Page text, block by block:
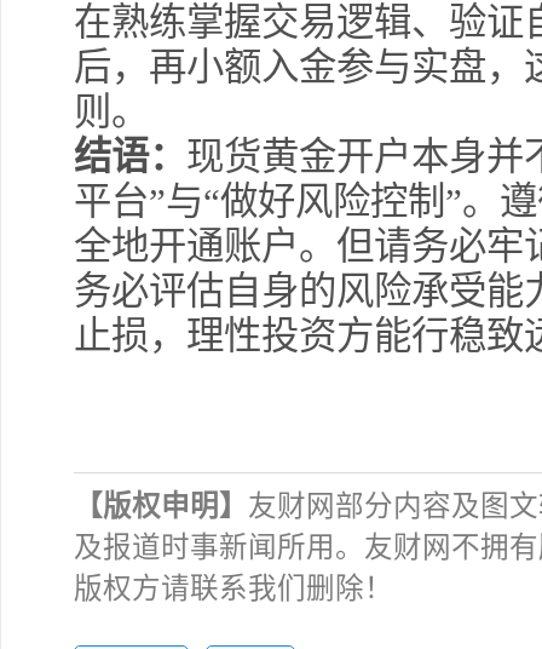
在熟练掌握交易逻辑、验
后，再小额入金参与实盘
则。
结语： 现货黄金开户本身并
平台”与“做好风险控制”。
全地开通账户。但请务必
务必评估自身的风险承受
止损，理性投资方能行稳致
【版权申明】 友财网部分内容及图
及报道时事新闻所用。友财网不拥
版权方请联系我们删除！